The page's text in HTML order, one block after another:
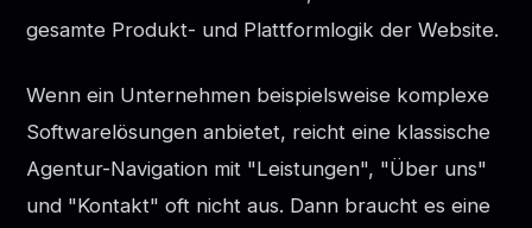
gesamte Produkt- und Plattformlogik der Website.
Wenn ein Unternehmen beispielsweise komplexe
Softwarelösungen anbietet, reicht eine klassische
Agentur-Navigation mit "Leistungen", "Über uns"
und "Kontakt" oft nicht aus. Dann braucht es eine